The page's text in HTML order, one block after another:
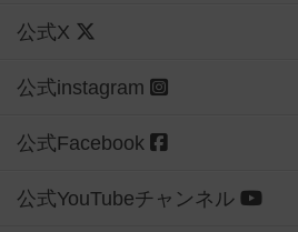
公式X
公式instagram
公式Facebook
公式YouTubeチャンネル